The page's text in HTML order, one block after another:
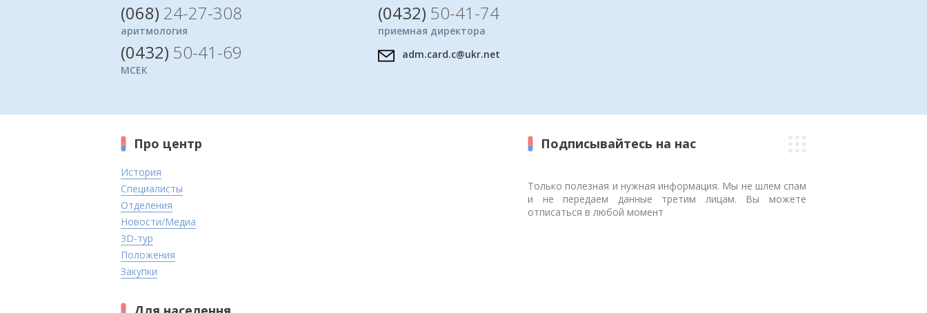
(068) 24-27-308
аритмология
(0432) 50-41-74
приемная директора
(0432) 50-41-69
МСЕК
adm.card.c@ukr.net
Про центр
История
Специалисты
Отделения
Новости/Медиа
3D-тур
Положения
Закупки
Подписывайтесь на нас
Только полезная и нужная информация. Мы не шлем спам
и не передаем данные третим лицам. Вы можете
отписаться в любой момент